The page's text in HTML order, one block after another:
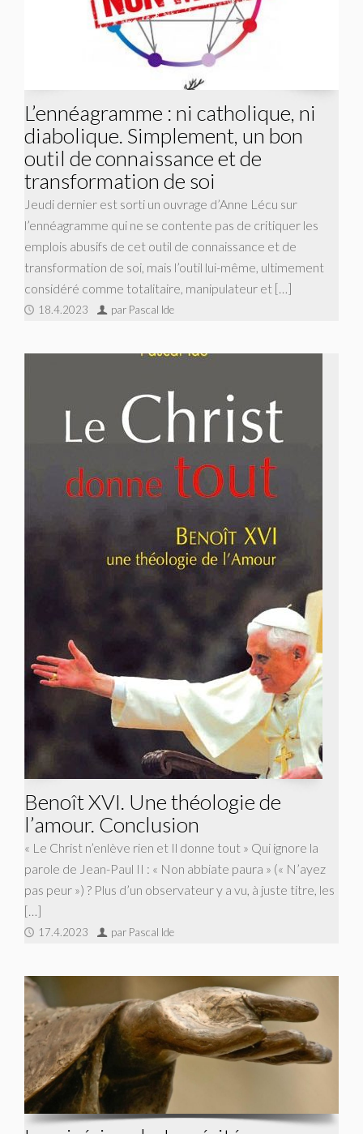
L’ennéagramme : ni catholique, ni
diabolique. Simplement, un bon
outil de connaissance et de
transformation de soi
Jeudi dernier est sorti un ouvrage d’Anne Lécu sur
l’ennéagramme qui ne se contente pas de critiquer les
emplois abusifs de cet outil de connaissance et de
transformation de soi, mais l’outil lui-même, ultimement
considéré comme totalitaire, manipulateur et […]
18.4.2023 par Pascal Ide
Benoît XVI. Une théologie de
l’amour. Conclusion
« Le Christ n’enlève rien et Il donne tout » Qui ignore la
parole de Jean-Paul II : « Non abbiate paura » (« N’ayez
pas peur ») ? Plus d’un observateur y a vu, à juste titre, les
[…]
17.4.2023 par Pascal Ide